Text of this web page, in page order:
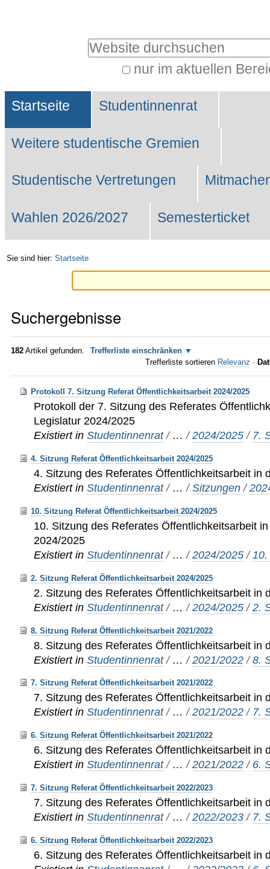
Website durchsuchen
nur im aktuellen
Suche…
Sektionen
Startseite Studentinnenrat
Weitere studentische Gremien
Studentische Vertretungen
Wahlen 2026/2027 Semesterticket
Sie sind hier: Startseite
Suchergebnisse
182 Artikel gefunden.
Trefferliste einschränken
Trefferliste sortieren Relevanz ·
Protokoll 7. Sitzung Referat Öffentlichkeitsarbeit 2024/2025
Protokoll der 7. Sitzung des Referates
Legislatur 2024/2025
Existiert in Studentinnenrat / …/2024/2025 / 7.
4. Sitzung Referat Öffentlichkeitsarbeit 2024/2025
4. Sitzung des Referates Öffentlichkeitsarbeit in
Existiert in Studentinnenrat / …/Sitzungen /
10. Sitzung Referat Öffentlichkeitsarbeit 2024/2025
10. Sitzung des Referates Öffentlichkeitsarbeit
2024/2025
Existiert in Studentinnenrat / …/2024/2025 /
2. Sitzung Referat Öffentlichkeitsarbeit 2024/2025
2. Sitzung des Referates Öffentlichkeitsarbeit in
Existiert in Studentinnenrat / …/2024/2025 /2.
8. Sitzung Referat Öffentlichkeitsarbeit 2021/2022
8. Sitzung des Referates Öffentlichkeitsarbeit in
Existiert in Studentinnenrat / …/2021/2022 /8.
7. Sitzung Referat Öffentlichkeitsarbeit 2021/2022
7. Sitzung des Referates Öffentlichkeitsarbeit in
Existiert in Studentinnenrat / …/2021/2022 / 7.
6. Sitzung Referat Öffentlichkeitsarbeit 2021/2022
6. Sitzung des Referates Öffentlichkeitsarbeit in
Existiert in Studentinnenrat / …/2021/2022 / 6.
7. Sitzung Referat Öffentlichkeitsarbeit 2022/2023
7. Sitzung des Referates Öffentlichkeitsarbeit in
Existiert in Studentinnenrat / …/2022/2023 / 7.
6. Sitzung Referat Öffentlichkeitsarbeit 2022/2023
6. Sitzung des Referates Öffentlichkeitsarbeit in